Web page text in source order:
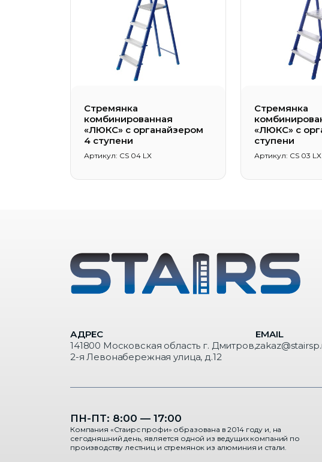
Стремянка
комбинированная
«ЛЮКС» с органайзером
4 ступени
Артикул: CS 04 LX
Стремянка
«ЛЮКС» с
ступени
Артикул: CS 03 LX
АДРЕС
141800 Московская область г. Дмитров,
2-я Левонабережная улица, д.12
EMAIL
ПН-ПТ: 8:00 — 17:00
Компания «Стаирс профи» образована в 2014 году и, на
сегодняшний день, является одной из ведущих компаний по
производству лестниц и стремянок из алюминия и стали.